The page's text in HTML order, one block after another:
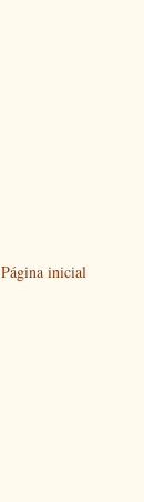
Página inicial